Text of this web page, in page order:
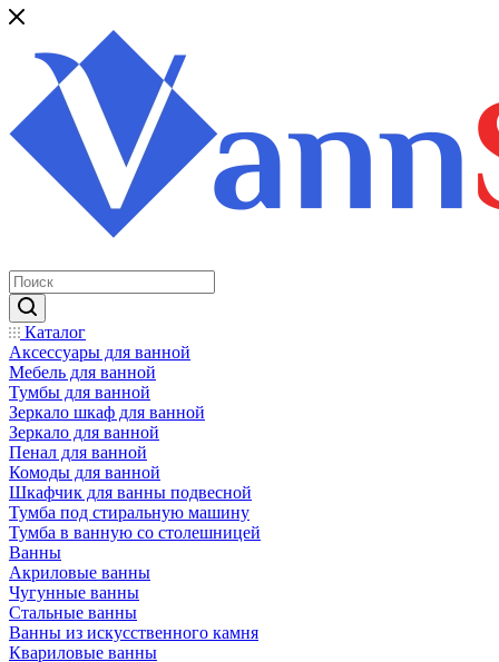
Каталог
Аксессуары для ванной
Мебель для ванной
Тумбы для ванной
Зеркало шкаф для ванной
Зеркало для ванной
Пенал для ванной
Комоды для ванной
Шкафчик для ванны подвесной
Тумба под стиральную машину
Тумба в ванную со столешницей
Ванны
Акриловые ванны
Чугунные ванны
Стальные ванны
Ванны из искусственного камня
Квариловые ванны